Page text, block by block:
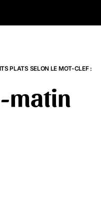
PLATS SELON LE MOT-CLEF :
matin